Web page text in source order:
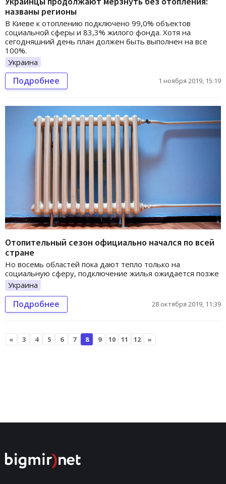
названы регионы
В Киеве к отоплению подключено 99,0% объектов
социальной сферы и 83,3% жилого фонда. Хотя на
сегодняшний день план должен быть выполнен на все
100%.
Украина
Подробнее 1 ноября 2019, 15:19
Отопительный сезон официально начался по всей
стране
Но восемь областей пока дают тепло только на
социальную сферу, подключение жилья ожидается позже
Украина
Подробнее 28 октября 2019, 11:39
« 3 4 5 6 7 8 9 10 11 12 »